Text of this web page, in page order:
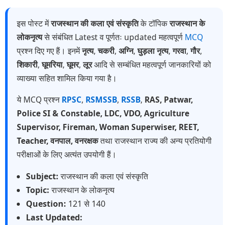
इस पोस्ट मेंराजस्थान की कला एवं संस्कृतिके टॉपिकराजस्थान के
लोकनृत्यसे संबंधित Latest व पूर्णतः updated महत्वपूर्ण MCQ
प्रश्न दिए गए हैं। इनमेंनृत्य,चकरी, अग्नि,घुड़ला नृत्य,गरवा,गौर,
शिकारी,घूमरिया,घूमर,लूरआदि से सम्बंधित महत्वपूर्ण जानकारियों को
व्याख्या सहित शामिल किया गया है।
ये MCQ प्रश्नRPSC, RSMSSB, RSSB, RAS, Patwar,
Police SI & Constable, LDC, VDO, Agriculture
Supervisor, Fireman, Woman Superwiser, REET,
Teacher, वनपाल, वनरक्षकतथा राजस्थान राज्य की अन्य प्रतियोगी
परीक्षाओं के लिए अत्यंत उपयोगी हैं।
Subject:राजस्थान की कला एवं संस्कृति
Topic:राजस्थान के लोकनृत्य
Question: 121 से 140
Last Updated: